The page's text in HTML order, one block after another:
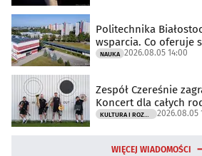
Politechnika
wsparcia. Co oferuje
NAUKA 2026.08.05 14:00
Zespół Czereśnie
Koncert dla całych
2026.08.05
WIĘCEJ WIADOMOŚCI